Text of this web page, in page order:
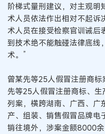
阶梯式量刑建议，对主观明
术人员依法作出相对不起诉
术人员在接受检察官训诫后
到技术绝不能触碰法律底线
术。”
曾某先等25人假冒注册商
先等25人假冒注册商标、
列案，横跨湖南、广西、广
产、组装、销售假冒品牌电
销往境外，涉案金额8000